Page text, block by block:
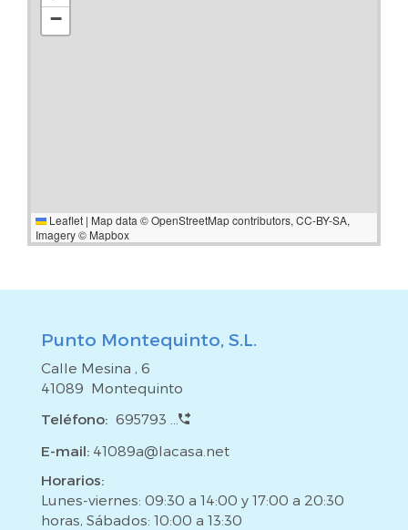
−
Leaflet | Map data ©OpenStreetMapcontributors, CC-BY-SA,
Imagery © Mapbox
Punto Montequinto, S.L.
Calle Mesina , 6
41089 Montequinto
Teléfono: 695793 ...
E-mail: 41089a@lacasa.net
Horarios:
Lunes-viernes: 09:30 a 14:00 y 17:00 a 20:30
horas, Sábados: 10:00 a 13:30